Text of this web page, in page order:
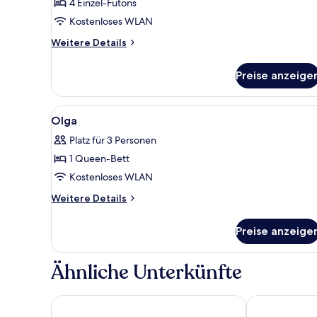
(Elber)
anzeigen
4 Einzel-Futons
Kostenloses WLAN
Weitere Details
Weitere
(Elber)
Preise
Alle
Fotos
für
Olga
anzeigen
Kostenloses WLAN,
1
Olga
Platz für 3 Personen
1 Queen-Bett
Kostenloses WLAN
Weitere Details
Weitere
Preise
Ähnliche Unterkünfte
Goun Pension Residence